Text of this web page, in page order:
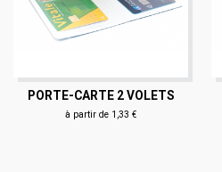
PORTE-CARTE 2 VOLETS
à partir de 1,33 €